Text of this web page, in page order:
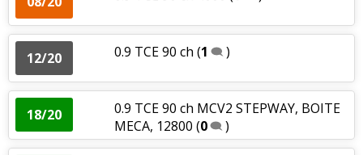
12/20 0.9 TCE 90 ch (1 )
18/20
0.9 TCE 90 ch MCV2 STEPWAY, BOITE
MECA, 12800 (0 )